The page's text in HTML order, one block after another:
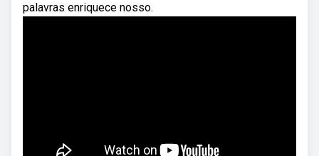
palavras enriquece nosso.